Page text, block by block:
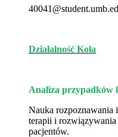
Działalność Koła
Analiza przypadków
Nauka
terapii i
pacjentów.